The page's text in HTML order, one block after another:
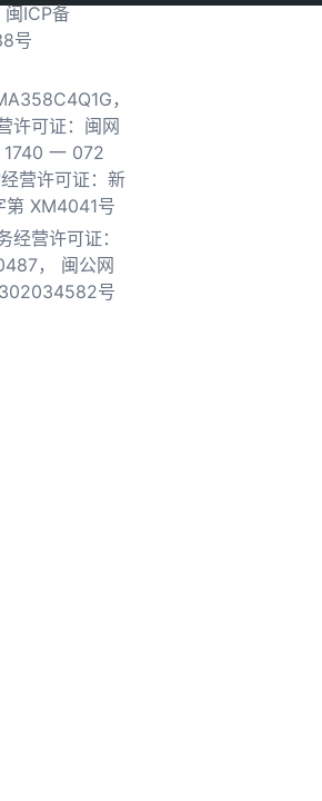
闽ICP备
号
，
许可证：闽网
一 072
营许可证：新
第 XM4041号
经营许可证：
，
闽公网
号